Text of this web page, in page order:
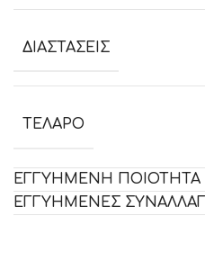
ΔΙΑΣΤΑΣΕΙΣ
ΤΕΛΑΡΟ
ΕΓΓΥΗΜΕΝΗ ΠΟΙΟΤΗΤΑ
ΕΓΓΥΗΜΕΝΕΣ